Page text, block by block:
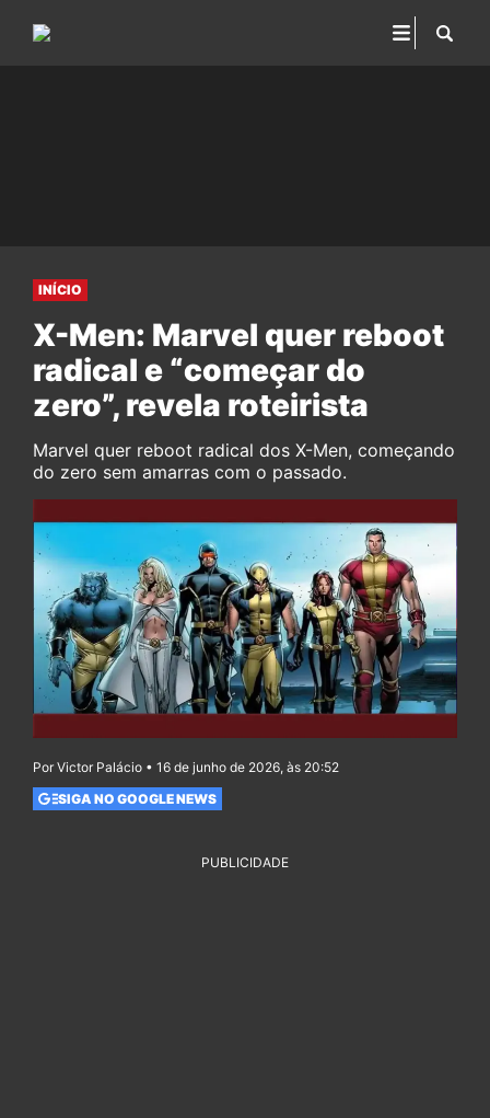
INÍCIO
X-Men: Marvel quer reboot
radical e “começar do
zero”, revela roteirista
Marvel quer reboot radical dos X-Men, começando
do zero sem amarras com o passado.
Por Victor Palácio • 16 de junho de 2026, às 20:52
SIGA NO GOOGLE NEWS
PUBLICIDADE